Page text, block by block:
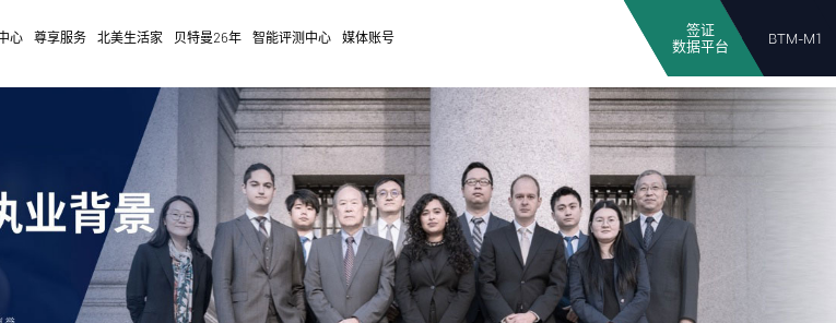
元保险保障！
心 尊享服务 北美生活家 贝特曼26年 智能评测中心 媒体账号
签证
数据平台
BTM-M1